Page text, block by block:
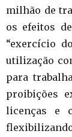
milhão de
os efeitos
“exercício
utilização
para
proibições
licenças e